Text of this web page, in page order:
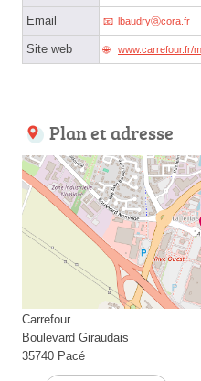
Email lbaudryⓐcora.fr
Site web www.carrefour.fr/
Plan et adresse
Carrefour
Boulevard Giraudais
35740 Pacé